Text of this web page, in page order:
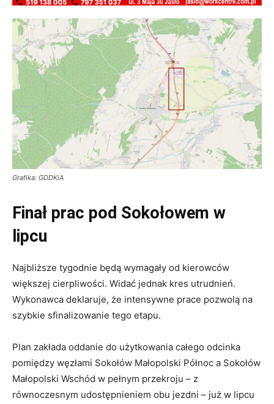
Grafika: GDDKiA
Finał prac pod Sokołowem w
lipcu
Najbliższe tygodnie będą wymagały od kierowców
większej cierpliwości. Widać jednak kres utrudnień.
Wykonawca deklaruje, że intensywne prace pozwolą na
szybkie sfinalizowanie tego etapu.
Plan zakłada oddanie do użytkowania całego odcinka
pomiędzy węzłami Sokołów Małopolski Północ a Sokołów
Małopolski Wschód w pełnym przekroju – z
równoczesnym udostępnieniem obu jezdni – już w lipcu